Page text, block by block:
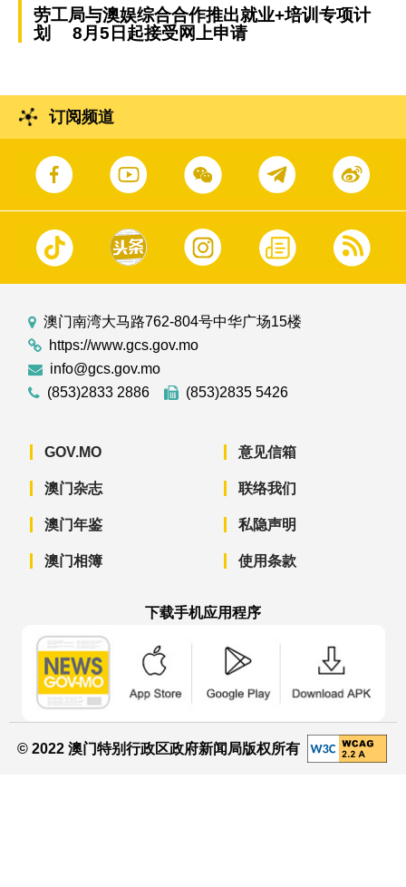
劳工局与澳娱综合合作推出就业+培训专项计
划 8月5日起接受网上申请
订阅频道
澳门南湾大马路762-804号中华广场15楼
https://www.gcs.gov.mo
info@gcs.gov.mo
(853)2833 2886
(853)2835 5426
GOV.MO
澳门杂志
澳门年鉴
澳门相簿
意见信箱
联络我们
私隐声明
使用条款
下载手机应用程序
© 2022 澳门特别行政区政府新闻局版权所有